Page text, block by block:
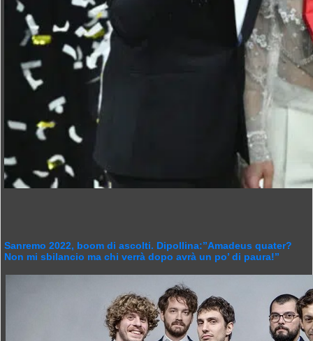
Sanremo 2022, boom di ascolti. Dipollina:”Amadeus quater?
Non mi sbilancio ma chi verrà dopo avrà un po’ di paura!”